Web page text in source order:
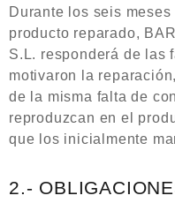
Durante los seis
producto reparado,
S.L. responderá de las
motivaron la
de la misma falta de
reproduzcan en el
que los inicialmente
2.-